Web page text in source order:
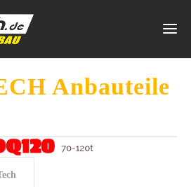
Anbauteile